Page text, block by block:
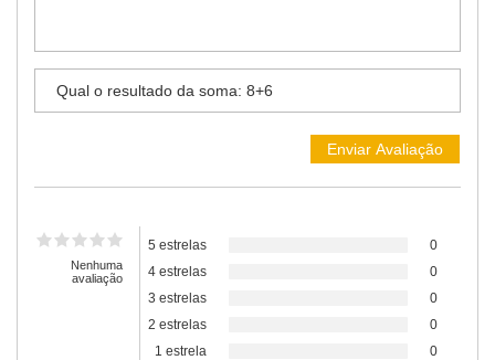
Nenhuma
avaliação
5 estrelas
0
4 estrelas
0
3 estrelas
0
2 estrelas
0
1 estrela
0